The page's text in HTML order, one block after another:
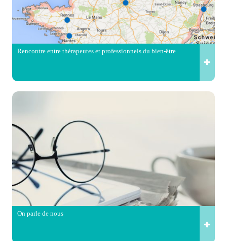
Rencontre entre thérapeutes et professionnels du bien-être
On parle de nous